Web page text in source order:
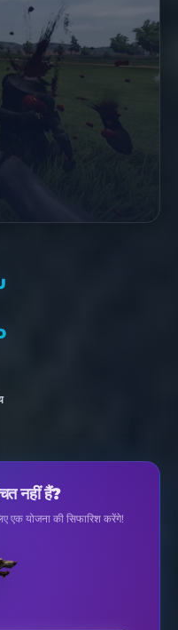
कोड
नहीं हैं?
योजना की सिफारिश करेंगे!